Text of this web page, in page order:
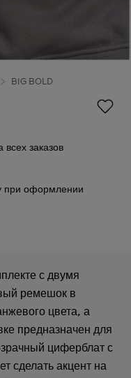
BIG BOLD
всех заказов
при оформлении
с двумя
ремешок в
цвета, а
предназначен для
циферблат с
сделать акцент на